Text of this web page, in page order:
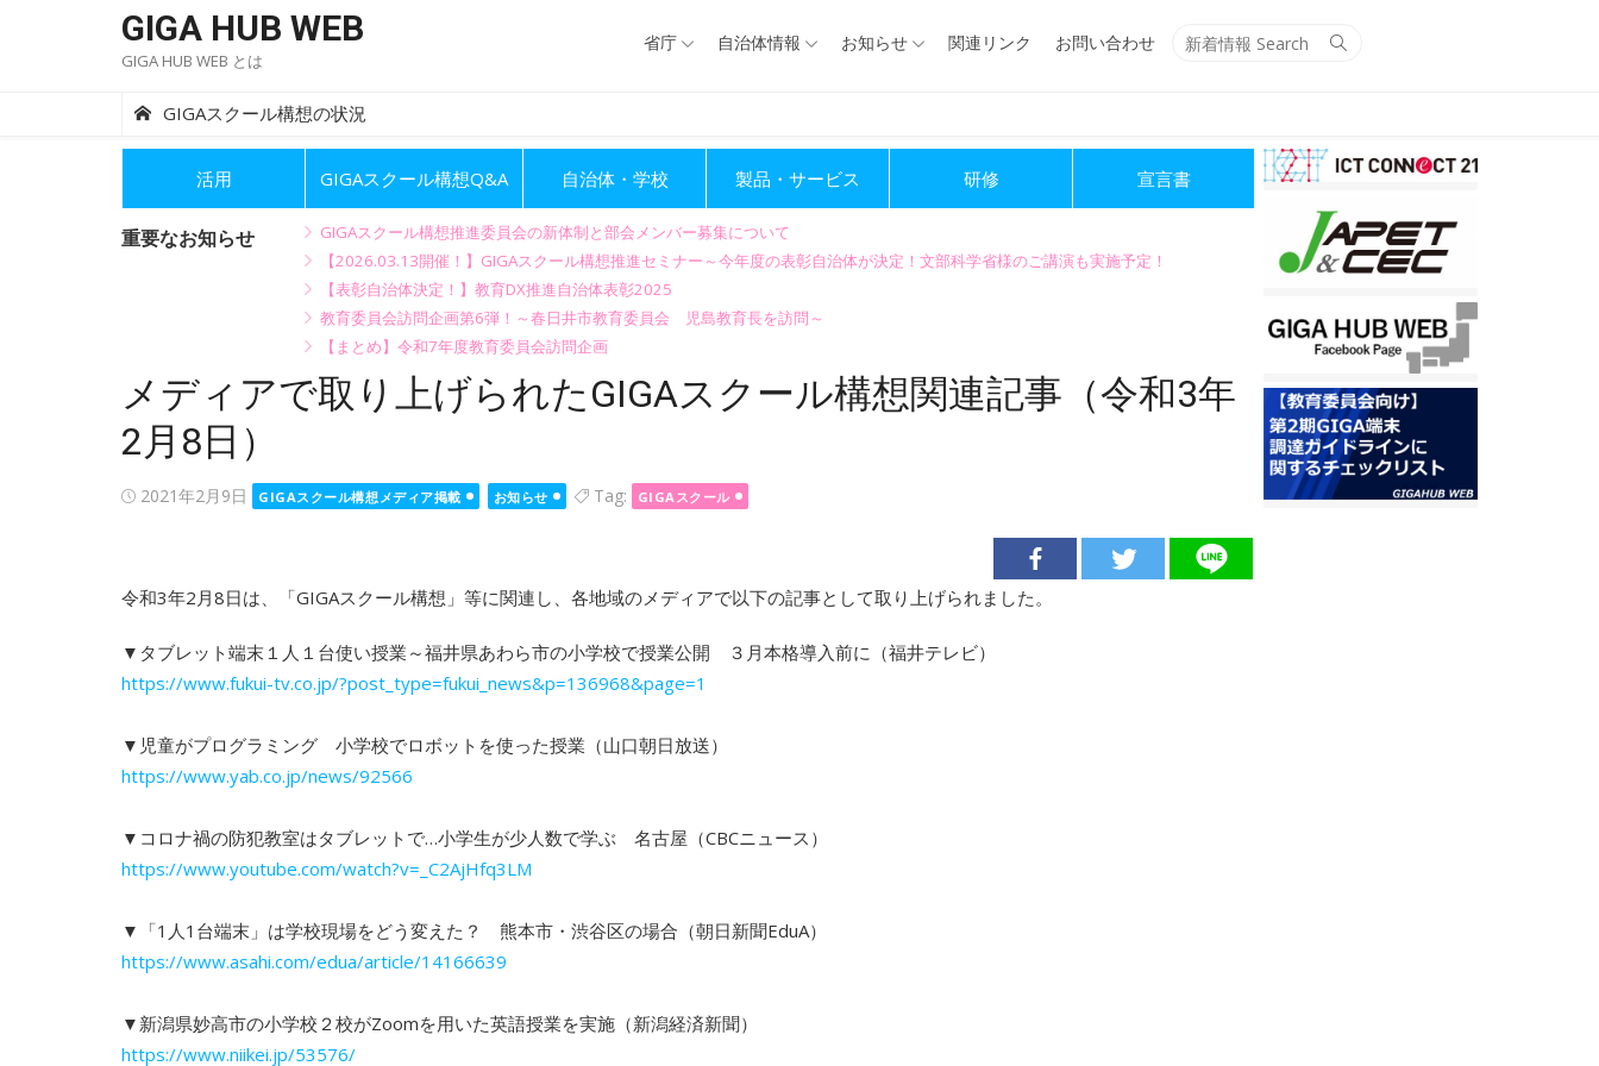
GIGA HUB WEB
GIGA HUB WEB とは
Search
省庁 自治体情報 お知らせ 関連リンク お問い合わせ
GIGAスクール構想の状況
活用 GIGAスクール構想Q&A 自治体・学校 製品・サービス 研修 宣言書
重要なお知らせ
GIGAスクール構想推進委員会の新体制と部会メンバー募集について
【2026.03.13開催！】GIGAスクール構想推進セミナー～今年度の表彰自治体が決定！文部科学省様のご講演も実施予定！
【表彰自治体決定！】教育DX推進自治体表彰2025
教育委員会訪問企画第6弾！～春日井市教育委員会 児島教育長を訪問～
【まとめ】令和7年度教育委員会訪問企画
メディアで取り上げられたGIGAスクール構想関連記事（令和3年
2月8日）
Posted
2021年2月9日 GIGAスクール構想メディア掲載 お知らせ Tag: GIGAスクール
令和3年2月8日は、「GIGAスクール構想」等に関連し、各地域のメディアで以下の記事として取り上げられました。
▼タブレット端末１人１台使い授業～福井県あわら市の小学校で授業公開 ３月本格導入前に（福井テレビ）
https://www.fukui-tv.co.jp/?post_type=fukui_news&p=136968&page=1
▼児童がプログラミング 小学校でロボットを使った授業（山口朝日放送）
https://www.yab.co.jp/news/92566
▼コロナ禍の防犯教室はタブレットで…小学生が少人数で学ぶ 名古屋（CBCニュース）
https://www.youtube.com/watch?v=_C2AjHfq3LM
▼「1人1台端末」は学校現場をどう変えた？ 熊本市・渋谷区の場合（朝日新聞EduA）
https://www.asahi.com/edua/article/14166639
▼新潟県妙高市の小学校２校がZoomを用いた英語授業を実施（新潟経済新聞）
https://www.niikei.jp/53576/